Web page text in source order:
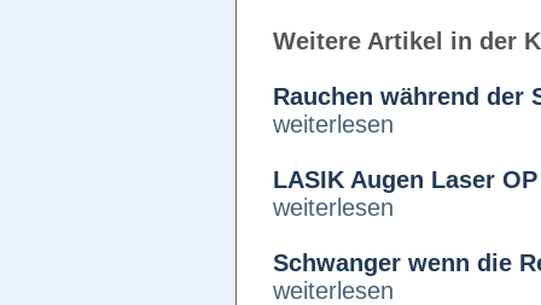
Weitere Artikel in der
Rauchen während der
weiterlesen
LASIK Augen Laser OP
weiterlesen
Schwanger wenn die
weiterlesen